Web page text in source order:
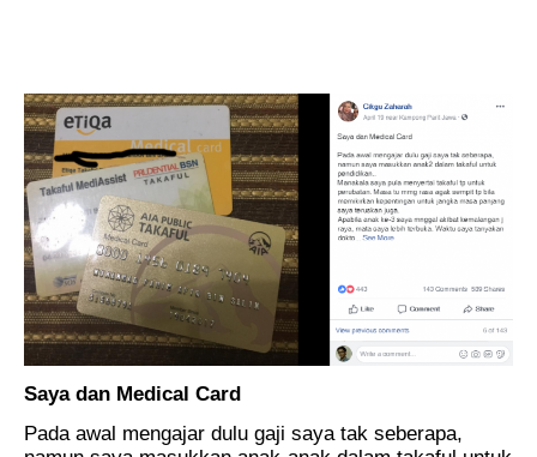
Saya dan Medical Card
Pada awal mengajar dulu gaji saya tak seberapa,